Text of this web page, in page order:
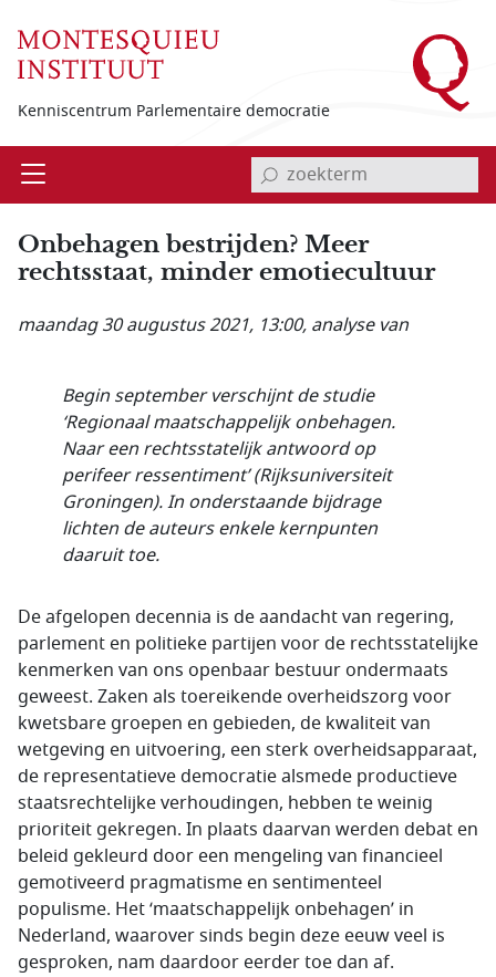
Kenniscentrum Parlementaire democratie
Open invoerveld zoekterm
Onbehagen bestrijden? Meer
rechtsstaat, minder emotiecultuur
maandag 30 augustus 2021, 13:00, analyse van
Begin september verschijnt de studie
‘Regionaal maatschappelijk onbehagen.
Naar een rechtsstatelijk antwoord op
perifeer ressentiment’ (Rijksuniversiteit
Groningen). In onderstaande bijdrage
lichten de auteurs enkele kernpunten
daaruit toe.
De afgelopen decennia is de aandacht van regering,
parlement en politieke partijen voor de rechtsstatelijke
kenmerken van ons openbaar bestuur ondermaats
geweest. Zaken als toereikende overheidszorg voor
kwetsbare groepen en gebieden, de kwaliteit van
wetgeving en uitvoering, een sterk overheidsapparaat,
de representatieve democratie alsmede productieve
staatsrechtelijke verhoudingen, hebben te weinig
prioriteit gekregen. In plaats daarvan werden debat en
beleid gekleurd door een mengeling van financieel
gemotiveerd pragmatisme en sentimenteel
populisme. Het ‘maatschappelijk onbehagen’ in
Nederland, waarover sinds begin deze eeuw veel is
gesproken, nam daardoor eerder toe dan af.